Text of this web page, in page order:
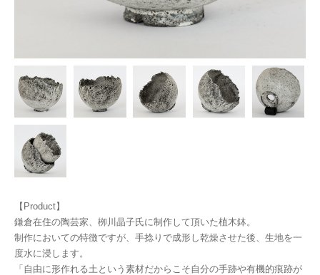
【Product】
鎌倉在住の陶芸家、栁川晶子氏に制作して頂いた植木鉢。
制作においての特徴ですが、手捻りで成形し乾燥させた後、生地を一
度水に浸します。
「自由に形作れる土という素材だからこそ自分の手跡や有機的痕跡が